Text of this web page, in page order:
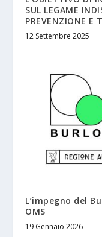
SUL LEGAME
PREVENZIONE E
12 Settembre 2025
L’impegno del
OMS
19 Gennaio 2026